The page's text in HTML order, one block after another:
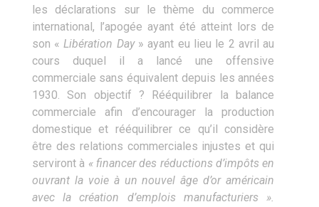
les déclarations sur le thème du commerce
international, l’apogée ayant été atteint lors de
son «Libération Day» ayant eu lieu le 2 avril au
cours duquel il a lancé une offensive
commerciale sans équivalent depuis les années
1930. Son objectif ? Rééquilibrer la balance
commerciale afin d’encourager la production
domestique et rééquilibrer ce qu’il considère
être des relations commerciales injustes et qui
serviront à « financer des réductions d’impôts en
ouvrant la voie à un nouvel âge d’or américain
avec la création d’emplois manufacturiers ».